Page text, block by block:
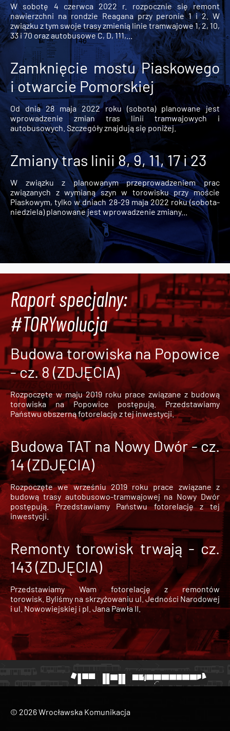
W sobotę 4 czerwca 2022 r. rozpocznie się remont
nawierzchni na rondzie Reagana przy peronie 1 i 2. W
związku z tym swoje trasy zmienią linie tramwajowe 1, 2, 10,
33 i 70 oraz autobusowe C, D, 111,...
Zamknięcie mostu Piaskowego
i otwarcie Pomorskiej
Od dnia 28 maja 2022 roku (sobota) planowane jest
wprowadzenie zmian tras linii tramwajowych i
autobusowych. Szczegóły znajdują się poniżej.
Zmiany tras linii 8, 9, 11, 17 i 23
W związku z planowanym przeprowadzeniem prac
związanych z wymianą szyn w torowisku przy moście
Piaskowym, tylko w dniach 28-29 maja 2022 roku (sobota-
niedziela) planowane jest wprowadzenie zmiany...
Raport specjalny:
#TORYwolucja
Budowa torowiska na Popowice
- cz. 8 (ZDJĘCIA)
Rozpoczęte w maju 2019 roku prace związane z budową
torowiska na Popowice
postępują. Przedstawiamy
Państwu obszerną fotorelację z tej inwestycji.
Budowa TAT na Nowy Dwór - cz.
14 (ZDJĘCIA)
Rozpoczęte we wrześniu 2019 roku prace związane z
budową trasy autobusowo-tramwajowej na Nowy Dwór
postępują. Przedstawiamy Państwu fotorelację z tej
inwestycji.
Remonty torowisk trwają - cz.
143 (ZDJĘCIA)
Przedstawiamy Wam fotorelację z remontów
torowisk. Byliśmy na skrzyżowaniu ul. Jedności Narodowej
i ul. Nowowiejskiej i pl. Jana Pawła II.
© 2026 Wrocławska Komunikacja